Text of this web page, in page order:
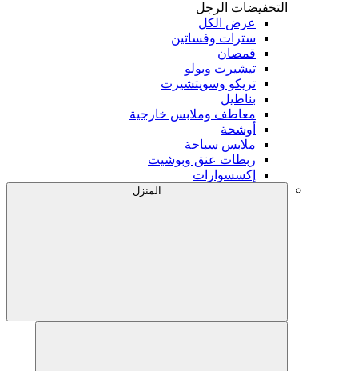
التخفيضات الرجل
عرض الكل
سترات وفساتين
قمصان
تيشيرت وبولو
تريكو وسويتشيرت
بناطيل
معاطف وملابس خارجية
أوشحة
ملابس سباحة
ربطات عنق وبوشيت
إكسسوارات
المنزل